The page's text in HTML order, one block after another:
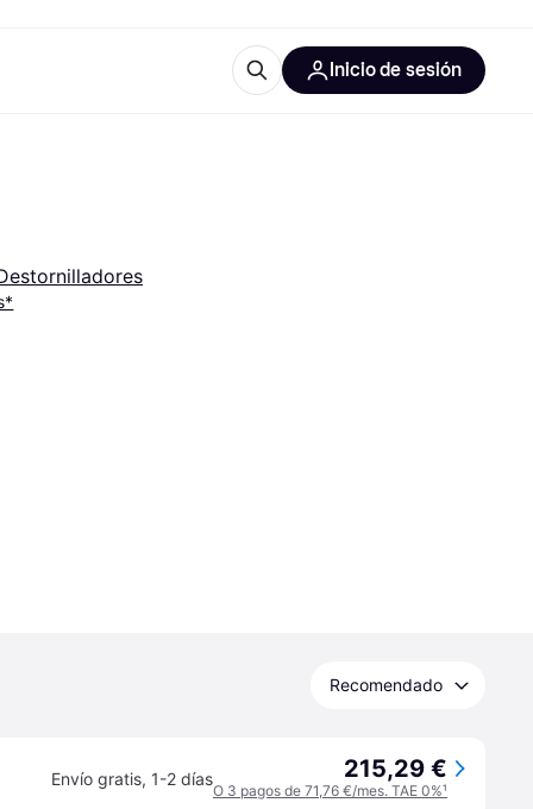
Inicio de sesión
Recomendado
Envío gratis, 1-2 días 215,29 €
O 3 pagos de 71,76 €/mes. TAE 0%¹